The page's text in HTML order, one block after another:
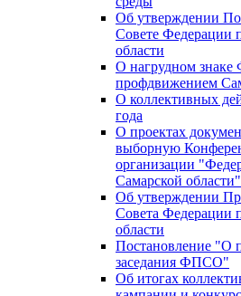
Об утверждении
Совете Федерации
области
О нагрудном
профдвижением
О коллективных
года
О проектах
выборную
организации
Самарской области"
Об утверждении
Совета Федерации
области
Постановление "О
заседания ФПСО"
Об итогах